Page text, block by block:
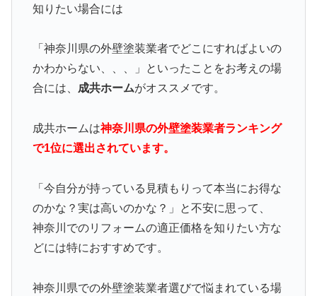
「神奈川県の外壁塗装業者でどこにすればよいの
かわからない、、、」といったことをお考えの場
合には、 成共ホームがオススメです。
成共ホームは神奈川県の外壁塗装業者ランキング
で1位に選出されています。
「今自分が持っている見積もりって本当にお得な
のかな？実は高いのかな？」と不安に思って、
神奈川でのリフォームの適正価格を知りたい方な
どには特におすすめです。
神奈川県での外壁塗装業者選びで悩まれている場